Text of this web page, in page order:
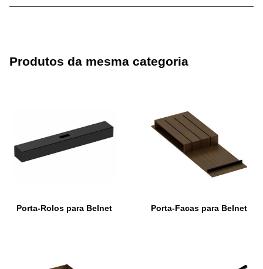
Produtos da mesma categoria
Porta-Rolos para Belnet Porta-Facas para Belnet